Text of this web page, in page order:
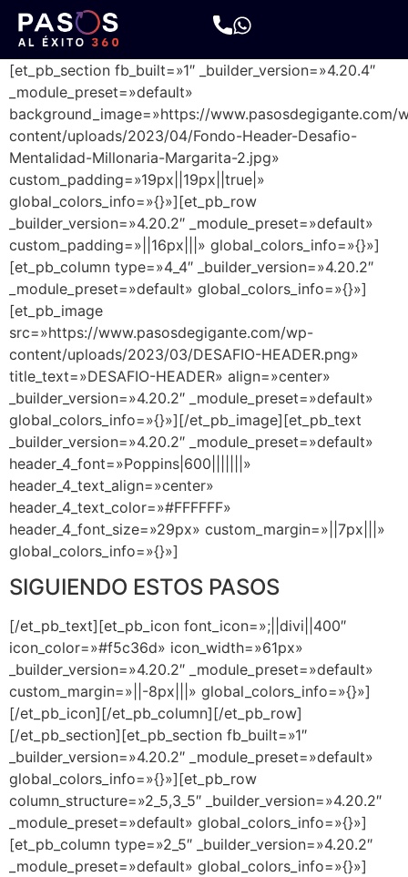
[et_pb_section fb_built=»1″ _builder_version=»4.20.4″
_module_preset=»default»
background_image=»https://www.pasosdegigante.com/
content/uploads/2023/04/Fondo-Header-Desafio-
Mentalidad-Millonaria-Margarita-2.jpg»
custom_padding=»19px||19px||true|»
global_colors_info=»{}»][et_pb_row
_builder_version=»4.20.2″ _module_preset=»default»
custom_padding=»||16px|||» global_colors_info=»{}»]
[et_pb_column type=»4_4″ _builder_version=»4.20.2″
_module_preset=»default» global_colors_info=»{}»]
[et_pb_image
src=»https://www.pasosdegigante.com/wp-
content/uploads/2023/03/DESAFIO-HEADER.png»
title_text=»DESAFIO-HEADER» align=»center»
_builder_version=»4.20.2″ _module_preset=»default»
global_colors_info=»{}»][/et_pb_image][et_pb_text
_builder_version=»4.20.2″ _module_preset=»default»
header_4_font=»Poppins|600|||||||»
header_4_text_align=»center»
header_4_text_color=»#FFFFFF»
header_4_font_size=»29px» custom_margin=»||7px|||»
global_colors_info=»{}»]
SIGUIENDO ESTOS PASOS
[/et_pb_text][et_pb_icon font_icon=»;||divi||400″
icon_color=»#f5c36d» icon_width=»61px»
_builder_version=»4.20.2″ _module_preset=»default»
custom_margin=»||-8px|||» global_colors_info=»{}»]
[/et_pb_icon][/et_pb_column][/et_pb_row]
[/et_pb_section][et_pb_section fb_built=»1″
_builder_version=»4.20.2″ _module_preset=»default»
global_colors_info=»{}»][et_pb_row
column_structure=»2_5,3_5″ _builder_version=»4.20.2″
_module_preset=»default» global_colors_info=»{}»]
[et_pb_column type=»2_5″ _builder_version=»4.20.2″
_module_preset=»default» global_colors_info=»{}»]